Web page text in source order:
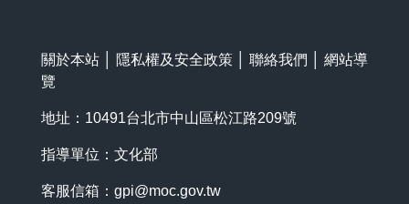
關於本站 隱私權及安全政策 聯絡我們
網站導
覽
地址：10491台北市中山區松江路209號
指導單位：文化部
客服信箱： gpi@moc.gov.tw